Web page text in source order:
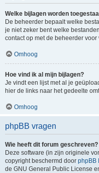
Welke bijlagen worden
De beheerder bepaalt welke
je niet zeker bent welke
contact op met de beheerder
Omhoog
Hoe vind ik al mijn bijlagen?
Je vindt een lijst met al je
hier de links naar het gedeelte
Omhoog
phpBB vragen
Wie heeft dit forum geschreven?
Deze software (in zijn originele
copyright beschermd door phpBB
de GNU General Public License